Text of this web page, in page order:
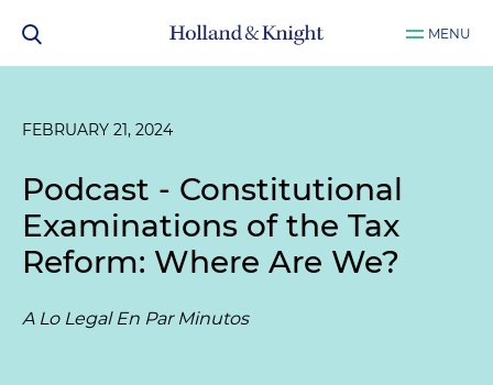
MENU
FEBRUARY 21, 2024
Podcast - Constitutional
Examinations of the Tax
Reform: Where Are We?
A Lo Legal En Par Minutos